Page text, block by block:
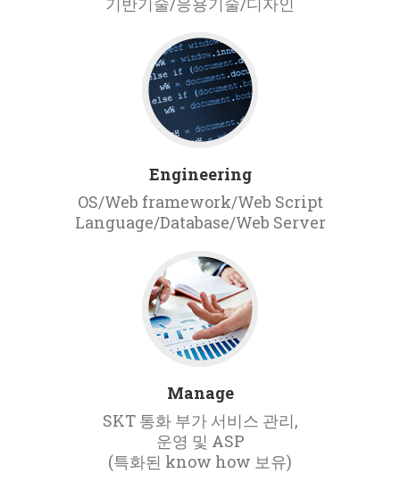
Engineering
OS/Web framework/Web Script
Language/Database/Web Server
Manage
SKT 통화 부가 서비스 관리,
운영 및 ASP
(특화된 know how 보유)